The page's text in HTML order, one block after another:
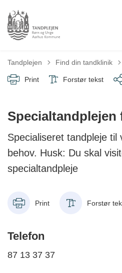
Tandplejen Tilbage til
Find din tandklinik
Print Forstør tekst
Specialtandplejen
Specialiseret tandpleje
behov. Husk: Du skal
specialtandpleje
Print Forstør
Telefon
87 13 37 37